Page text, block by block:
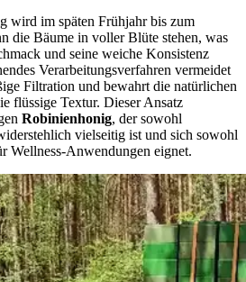
wird im späten Frühjahr bis zum
die Bäume in voller Blüte stehen, was
und seine weiche Konsistenz
Verarbeitungsverfahren vermeidet
Filtration und bewahrt die natürlichen
flüssige Textur. Dieser Ansatz
Robinienhonig, der sowohl
vielseitig ist und sich sowohl
Wellness-Anwendungen eignet.